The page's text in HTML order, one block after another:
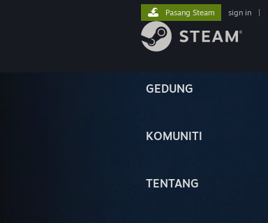
GEDUNG
KOMUNITI
TENTANG
Pasang Steam sign in